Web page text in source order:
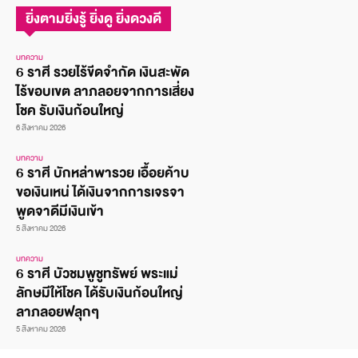
ยิ่งตามยิ่งรู้ ยิ่งดู ยิ่งดวงดี
บทความ
6 ราศี รวยไร้ขีดจำกัด เงินสะพัด
ไร้ขอบเขต ลาภลอยจากการเสี่ยง
โชค รับเงินก้อนใหญ่
6 สิงหาคม 2026
บทความ
6 ราศี บักหล่าพารวย เอื้อยค้าบ
ขอเงินเหน่ ได้เงินจากการเจรจา
พูดจาดีมีเงินเข้า
5 สิงหาคม 2026
บทความ
6 ราศี บัวชมพูชูทรัพย์ พระแม่
ลักษมีให้โชค ได้รับเงินก้อนใหญ่
ลาภลอยฟลุกๆ
5 สิงหาคม 2026